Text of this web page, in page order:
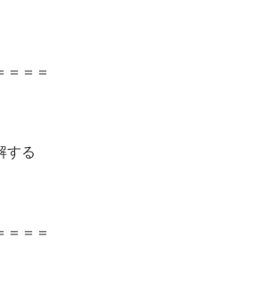
＝＝＝
する
＝＝＝